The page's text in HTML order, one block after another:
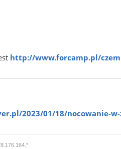
http://www.forcamp.pl/
2023/01/18/nocowanie-